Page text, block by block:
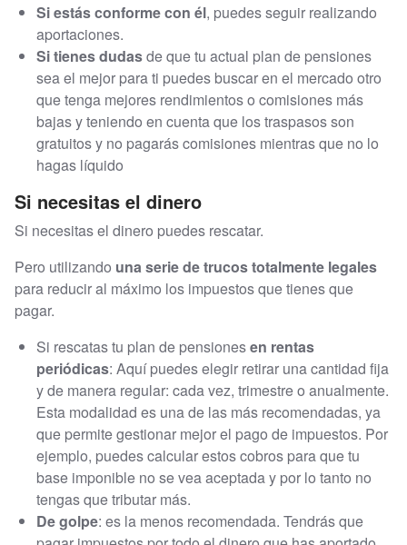
Si estás conforme con él, puedes seguir realizando
aportaciones.
Si tienes dudasde que tu actual plan de pensiones
sea el mejor para ti puedes buscar en el mercado otro
que tenga mejores rendimientos o comisiones más
bajas y teniendo en cuenta que los traspasos son
gratuitos y no pagarás comisiones mientras que no lo
hagas líquido
Si necesitas el dinero
Si necesitas el dinero puedes rescatar.
Pero utilizando una serie de trucos totalmente legales
para reducir al máximo los impuestos que tienes que
pagar.
Si rescatas tu plan de pensionesen rentas
periódicas: Aquí puedes elegir retirar una cantidad fija
y de manera regular: cada vez, trimestre o anualmente.
Esta modalidad es una de las más recomendadas, ya
que permite gestionar mejor el pago de impuestos. Por
ejemplo, puedes calcular estos cobros para que tu
base imponible no se vea aceptada y por lo tanto no
tengas que tributar más.
De golpe: es la menos recomendada. Tendrás que